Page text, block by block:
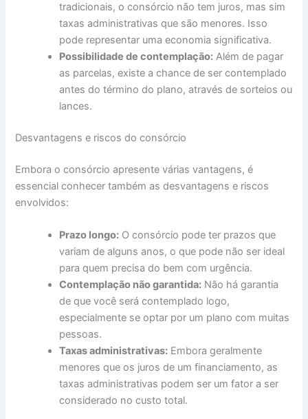
tradicionais, o consórcio não tem juros, mas sim
taxas administrativas que são menores. Isso
pode representar uma economia significativa.
Possibilidade de contemplação: Além de pagar
as parcelas, existe a chance de ser contemplado
antes do término do plano, através de sorteios ou
lances.
Desvantagens e riscos do consórcio
Embora o consórcio apresente várias vantagens, é
essencial conhecer também as desvantagens e riscos
envolvidos:
Prazo longo: O consórcio pode ter prazos que
variam de alguns anos, o que pode não ser ideal
para quem precisa do bem com urgência.
Contemplação não garantida: Não há garantia
de que você será contemplado logo,
especialmente se optar por um plano com muitas
pessoas.
Taxas administrativas: Embora geralmente
menores que os juros de um financiamento, as
taxas administrativas podem ser um fator a ser
considerado no custo total.